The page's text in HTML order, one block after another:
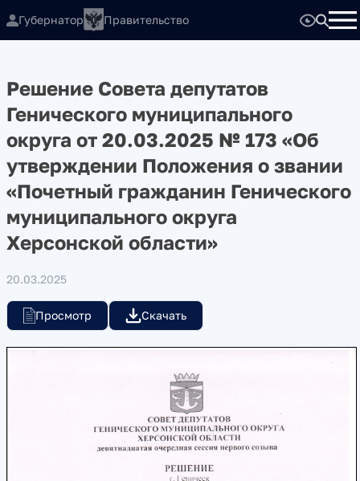
Губернатор Правительство
Решение Совета депутатов
Генического муниципального
округа от 20.03.2025 № 173 «Об
утверждении Положения о звании
«Почетный гражданин Генического
муниципального округа
Херсонской области»
20.03.2025
Просмотр Скачать